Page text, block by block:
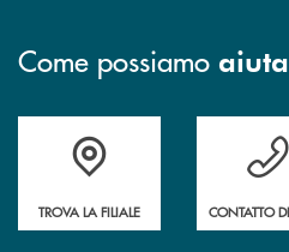
Come possiamo
Accedi all' elenco completo delle filiali
TROVA LA FILIALE
Hai
CONTATTO